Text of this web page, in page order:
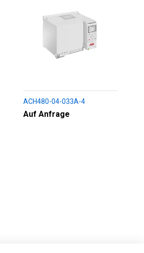
ACH480-04-033A-4
Auf Anfrage